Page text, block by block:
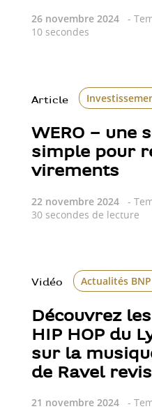
26 novembre 2024
-
10 secondes
Article
WERO – une
simple pour
virements
22 novembre 2024
-
30 secondes de lecture
Vidéo Actualités
Découvrez
HIP HOP du
sur la
de Ravel
21 novembre 2024 -